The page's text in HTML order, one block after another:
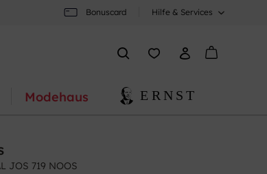
Bonuscard Hilfe & Services
Modehaus
JOS 719 NOOS